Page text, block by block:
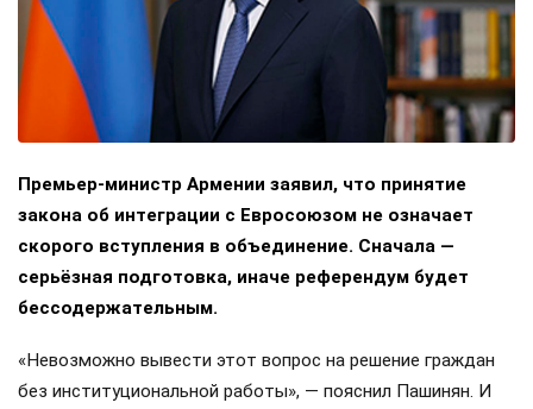
Премьер-министр Армении заявил, что принятие
закона об интеграции с Евросоюзом не означает
скорого вступления в объединение. Сначала —
серьёзная подготовка, иначе референдум будет
бессодержательным.
«Невозможно вывести этот вопрос на решение граждан
без институциональной работы», — пояснил Пашинян. И